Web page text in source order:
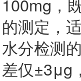
的测定，
水分检测
差仅±3μg